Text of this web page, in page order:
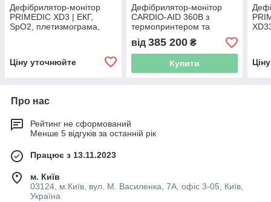
Дефібрилятор-монітор
PRIMEDIC XD3 | ЕКГ,
SpO2, плетизмограма,
Ціну уточнюйте
Дефібрилятор-монітор
CARDIO-AID 360B з
термопринтером та
водієм ритму | INNOMED
(Угорщина)
від 385 200₴
Купити
Про нас
Рейтинг не сформований
Менше 5 відгуків за останній рік
Працює з 13.11.2023
м. Київ
03124, м.Київ, вул. М. Василенка, 7А, офіс 3-05, Київ,
Україна